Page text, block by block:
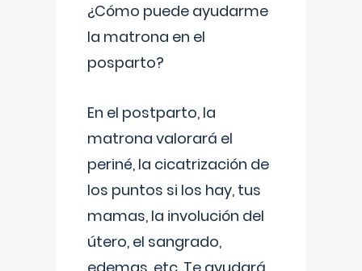
¿Cómo puede ayudarme
la matrona en el
posparto?
En el postparto, la
matrona valorará el
periné, la cicatrización de
los puntos si los hay, tus
mamas, la involución del
útero, el sangrado,